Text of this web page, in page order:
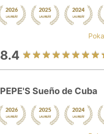
8.4
PEPE'S Sueño de Cuba